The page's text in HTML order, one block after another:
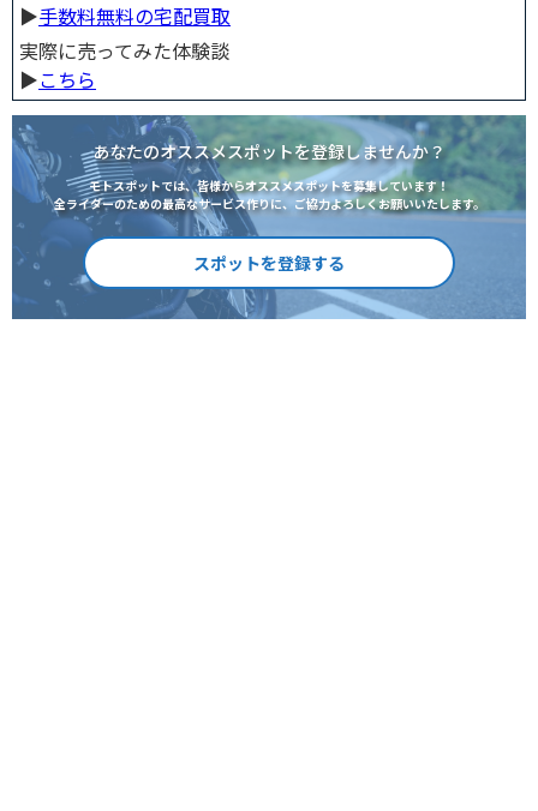
▶︎手数料無料の宅配買取
実際に売ってみた体験談
▶︎こちら
あなたのオススメスポットを登録しませんか？
モトスポットでは、皆様からオススメスポットを募集しています！
全ライダーのための最高なサービス作りに、ご協力よろしくお願いいたします。
スポットを登録する